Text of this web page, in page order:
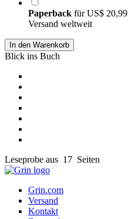
Paperback fürUS$ 20,99
Versand weltweit
In den Warenkorb
Blick ins Buch
Leseprobe aus 17 Seiten
Grin.com
Versand
Kontakt